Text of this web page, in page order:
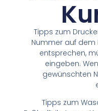
Tipps zum
Nummer auf dem
entsprechen,
eingeben.
gewünschten
Tipps zum